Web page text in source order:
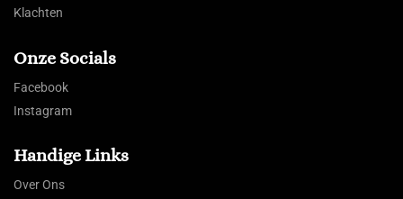
Klachten
Onze Socials
Facebook
Instagram
Handige Links
Over Ons